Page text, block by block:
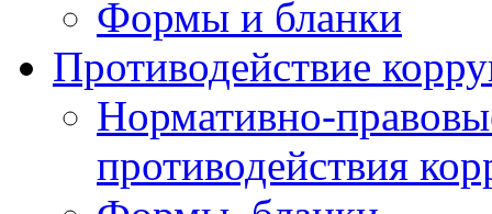
Формы и бланки
Противодействие
Нормативно-
противодействия